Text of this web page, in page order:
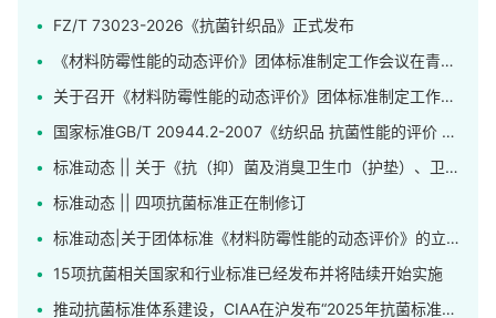
FZ/T 73023-2026《抗菌针织品》正式发布
《材料防霉性能的动态评价》团体标准制定工作会议在青岛召开
关于召开《材料防霉性能的动态评价》团体标准制定工作会议的通知
国家标准GB/T 20944.2-2007《纺织品 抗菌性能的评价 第2部分：吸收法》正在修订
标准动态 || 关于《抗（抑）菌及消臭卫生巾（护垫）、卫生裤》标准公开征求意见的通知
标准动态 || 四项抗菌标准正在制修订
标准动态|关于团体标准《材料防霉性能的动态评价》的立项公告
15项抗菌相关国家和行业标准已经发布并将陆续开始实施
推动抗菌标准体系建设，CIAA在沪发布“2025年抗菌标准工作先进单位”